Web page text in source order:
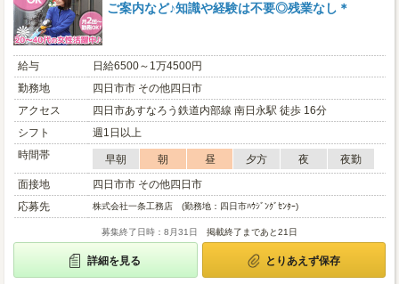
ご案内など♪知識や経験は不要◎残業なし＊
給与
日給6500～1万4500円
勤務地
四日市市 その他四日市
アクセス
四日市あすなろう鉄道内部線 南日永駅 徒歩 16分
シフト
週1日以上
時間帯
早朝 朝 昼 夕方 夜
夜勤
面接地
四日市市 その他四日市
応募先
株式会社一条工務店 (勤務地：四日市ﾊｳｼﾞﾝｸﾞｾﾝﾀｰ)
募集終了日時：8月31日 掲載終了まであと21日
詳細を見る とりあえず保存